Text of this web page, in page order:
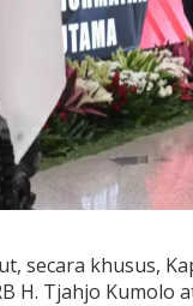
secara khusus,
H. Tjahjo Kumolo